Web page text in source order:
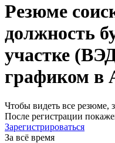
Резюме
должность
участке
графиком в
Чтобы видеть все резюме,
После регистрации
Зарегистрироваться
За всё время